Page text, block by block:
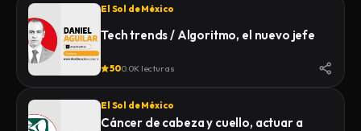
El Sol de México
Tech trends / Algoritmo, el nuevo jefe
500.0K lecturas
El Sol de México
Cáncer de cabeza y cuello, actuar a